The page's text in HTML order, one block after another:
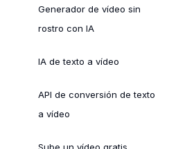
Generador de vídeo sin
rostro con IA
IA de texto a vídeo
API de conversión de texto
a vídeo